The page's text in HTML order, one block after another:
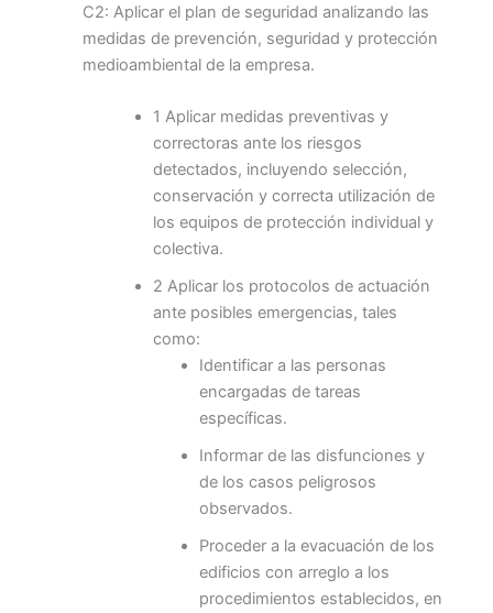
C2: Aplicar el plan de seguridad analizando las
medidas de prevención, seguridad y protección
medioambiental de la empresa.
1 Aplicar medidas preventivas y
correctoras ante los riesgos
detectados, incluyendo selección,
conservación y correcta utilización de
los equipos de protección individual y
colectiva.
2 Aplicar los protocolos de actuación
ante posibles emergencias, tales
como:
Identificar a las personas
encargadas de tareas
específicas.
Informar de las disfunciones y
de los casos peligrosos
observados.
Proceder a la evacuación de los
edificios con arreglo a los
procedimientos establecidos, en